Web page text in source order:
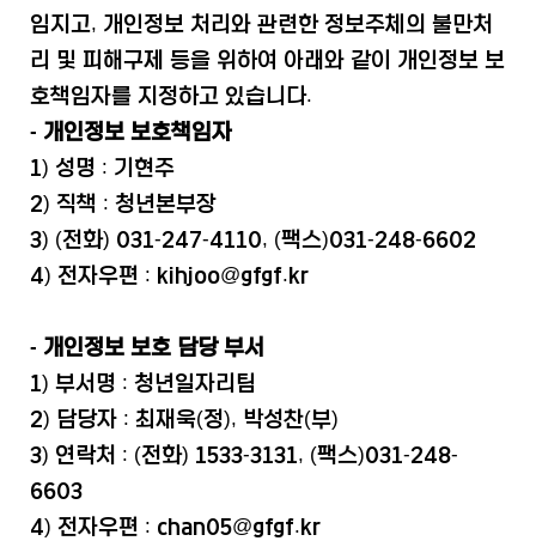
임지고, 개인정보 처리와 관련한 정보주체의 불만처
리 및 피해구제 등을 위하여 아래와 같이 개인정보 보
호책임자를 지정하고 있습니다.
- 개인정보 보호책임자
1) 성명 : 기현주
2) 직책 : 청년본부장
3) (전화) 031-247-4110, (팩스)031-248-6602
4) 전자우편 : kihjoo@gfgf.kr
- 개인정보 보호 담당 부서
1) 부서명 : 청년일자리팀
2) 담당자 : 최재욱(정), 박성찬(부)
3) 연락처 : (전화) 1533-3131, (팩스)031-248-
6603
4) 전자우편 : chan05@gfgf.kr